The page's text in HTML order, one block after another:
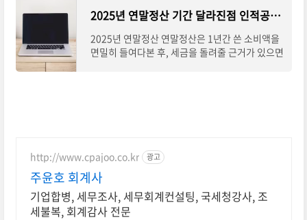
2025년 연말정산 기간 달라진점 인적공제 간소화 서비스 총정리
2025년 연말정산 연말정산은 1년간 쓴 소비액을
면밀히 들여다본 후, 세금을 돌려줄 근거가 있으면
http://www.cpajoo.co.kr 광고
주윤호 회계사
기업합병, 세무조사, 세무회계컨설팅, 국세청강사, 조
세불복, 회계감사 전문